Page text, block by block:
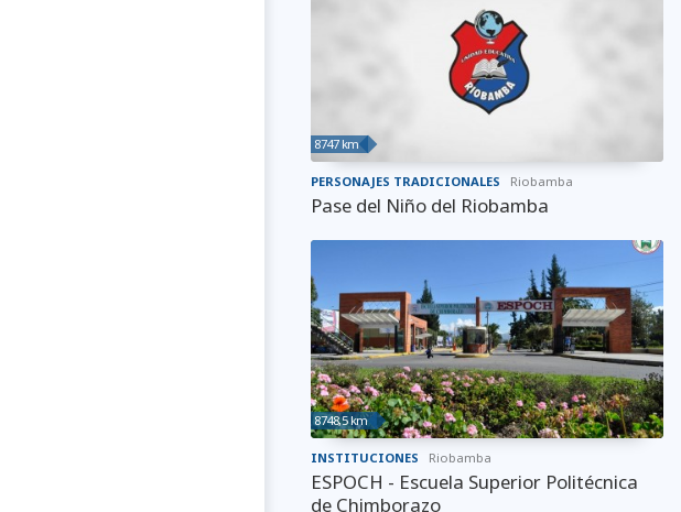
8747 km
PERSONAJES TRADICIONALES Riobamba
Pase del Niño del Riobamba
8748,5 km
INSTITUCIONES Riobamba
ESPOCH - Escuela Superior Politécnica
de Chimborazo